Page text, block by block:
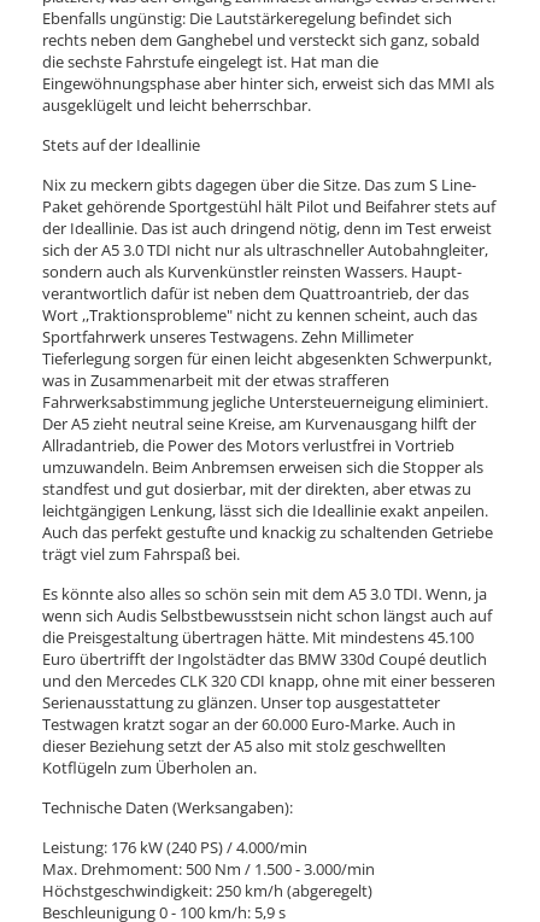
Ebenfalls ungünstig: Die Lautstärkeregelung befindet sich
rechts neben dem Ganghebel und versteckt sich ganz, sobald
die sechste Fahrstufe eingelegt ist. Hat man die
Eingewöhnungsphase aber hinter sich, erweist sich das MMI als
ausgeklügelt und leicht beherrschbar.
Stets auf der Ideallinie
Nix zu meckern gibts dagegen über die Sitze. Das zum S Line-
Paket gehörende Sportgestühl hält Pilot und Beifahrer stets auf
der Ideallinie. Das ist auch dringend nötig, denn im Test erweist
sich der A5 3.0 TDI nicht nur als ultraschneller Autobahngleiter,
sondern auch als Kurvenkünstler reinsten Wassers. Haupt-
verantwortlich dafür ist neben dem Quattroantrieb, der das
Wort ,,Traktionsprobleme" nicht zu kennen scheint, auch das
Sportfahrwerk unseres Testwagens. Zehn Millimeter
Tieferlegung sorgen für einen leicht abgesenkten Schwerpunkt,
was in Zusammenarbeit mit der etwas strafferen
Fahrwerksabstimmung jegliche Untersteuerneigung eliminiert.
Der A5 zieht neutral seine Kreise, am Kurvenausgang hilft der
Allradantrieb, die Power des Motors verlustfrei in Vortrieb
umzuwandeln. Beim Anbremsen erweisen sich die Stopper als
standfest und gut dosierbar, mit der direkten, aber etwas zu
leichtgängigen Lenkung, lässt sich die Ideallinie exakt anpeilen.
Auch das perfekt gestufte und knackig zu schaltenden Getriebe
trägt viel zum Fahrspaß bei.
Es könnte also alles so schön sein mit dem A5 3.0 TDI. Wenn, ja
wenn sich Audis Selbstbewusstsein nicht schon längst auch auf
die Preisgestaltung übertragen hätte. Mit mindestens 45.100
Euro übertrifft der Ingolstädter das BMW 330d Coupé deutlich
und den Mercedes CLK 320 CDI knapp, ohne mit einer besseren
Serienausstattung zu glänzen. Unser top ausgestatteter
Testwagen kratzt sogar an der 60.000 Euro-Marke. Auch in
dieser Beziehung setzt der A5 also mit stolz geschwellten
Kotflügeln zum Überholen an.
Technische Daten (Werksangaben):
Leistung: 176 kW (240 PS) / 4.000/min
Max. Drehmoment: 500 Nm / 1.500 - 3.000/min
Höchstgeschwindigkeit: 250 km/h (abgeregelt)
Beschleunigung 0 - 100 km/h: 5,9 s